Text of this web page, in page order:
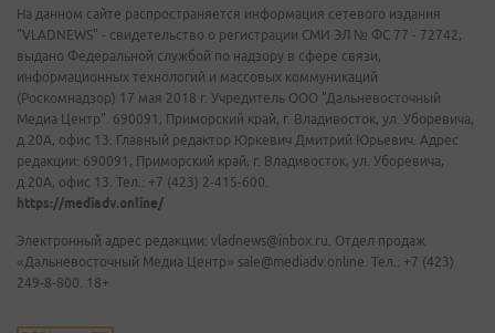
На данном сайте распространяется информация сетевого издания
"VLADNEWS" - свидетельство о регистрации СМИ ЭЛ № ФС 77 - 72742,
выдано Федеральной службой по надзору в сфере связи,
информационных технологий и массовых коммуникаций
(Роскомнадзор) 17 мая 2018 г. Учредитель ООО "Дальневосточный
Медиа Центр". 690091, Приморский край, г. Владивосток, ул. Уборевича,
д.20А, офис 13. Главный редактор Юркевич Дмитрий Юрьевич. Адрес
редакции: 690091, Приморский край, г. Владивосток, ул. Уборевича,
д.20А, офис 13. Тел.: +7 (423) 2-415-600.
https://mediadv.online/
Электронный адрес редакции: vladnews@inbox.ru. Отдел продаж
«Дальневосточный Медиа Центр» sale@mediadv.online. Тел.: +7 (423)
249-8-800. 18+